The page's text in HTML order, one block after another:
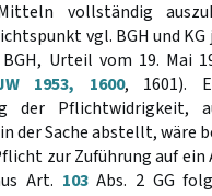
vollständig
vgl. BGH und KG
Urteil vom 19. Mai
1953, 1600, 1601).
der Pflichtwidrigkeit,
der Sache abstellt, wäre
zur Zuführung auf ein
Art. 103Abs. 2 GG